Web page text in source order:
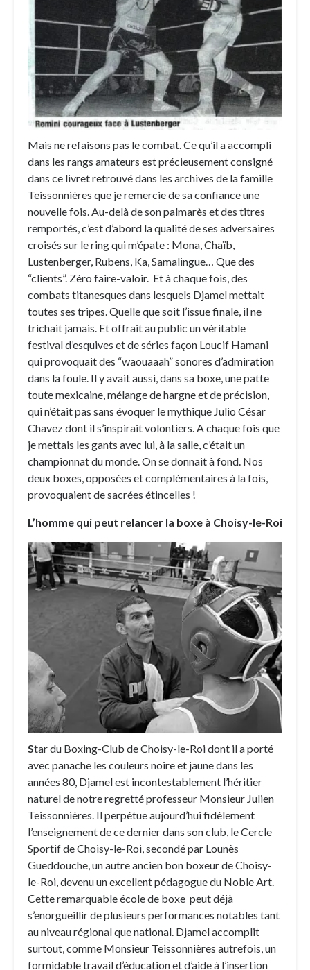
Mais ne refaisons pas le combat. Ce qu’il a accompli
dans les rangs amateurs est précieusement consigné
dans ce livret retrouvé dans les archives de la famille
Teissonnières que je remercie de sa confiance une
nouvelle fois. Au-delà de son palmarès et des titres
remportés, c’est d’abord la qualité de ses adversaires
croisés sur le ring qui m’épate : Mona, Chaïb,
Lustenberger, Rubens, Ka, Samalingue… Que des
“clients”. Zéro faire-valoir. Et à chaque fois, des
combats titanesques dans lesquels Djamel mettait
toutes ses tripes. Quelle que soit l’issue finale, il ne
trichait jamais. Et offrait au public un véritable
festival d’esquives et de séries façon Loucif Hamani
qui provoquait des “waouaaah” sonores d’admiration
dans la foule. Il y avait aussi, dans sa boxe, une patte
toute mexicaine, mélange de hargne et de précision,
qui n’était pas sans évoquer le mythique Julio César
Chavez dont il s’inspirait volontiers. A chaque fois que
je mettais les gants avec lui, à la salle, c’était un
championnat du monde. On se donnait à fond. Nos
deux boxes, opposées et complémentaires à la fois,
provoquaient de sacrées étincelles !
L’homme qui peut relancer la boxe à Choisy-le-Roi
Star du Boxing-Club de Choisy-le-Roi dont il a porté
avec panache les couleurs noire et jaune dans les
années 80, Djamel est incontestablement l’héritier
naturel de notre regretté professeur Monsieur Julien
Teissonnières. Il perpétue aujourd’hui fidèlement
l’enseignement de ce dernier dans son club, le Cercle
Sportif de Choisy-le-Roi, secondé par Lounès
Gueddouche, un autre ancien bon boxeur de Choisy-
le-Roi, devenu un excellent pédagogue du Noble Art.
Cette remarquable école de boxe peut déjà
s’enorgueillir de plusieurs performances notables tant
au niveau régional que national. Djamel accomplit
surtout, comme Monsieur Teissonnières autrefois, un
formidable travail d’éducation et d’aide à l’insertion